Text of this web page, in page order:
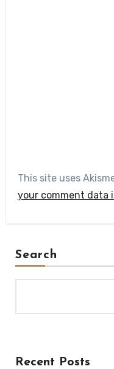
This site uses
your comment data
Search
Recent Posts